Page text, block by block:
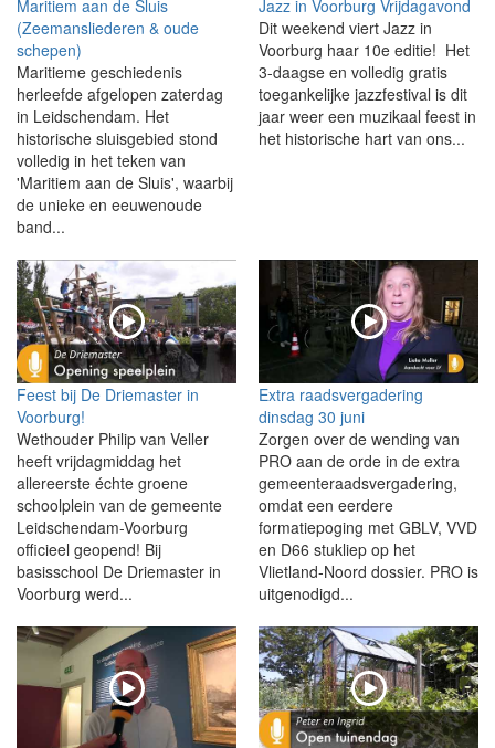
Maritiem aan de Sluis
(Zeemansliederen & oude
schepen)
Maritieme geschiedenis
herleefde afgelopen zaterdag
in Leidschendam. Het
historische sluisgebied stond
volledig in het teken van
'Maritiem aan de Sluis', waarbij
de unieke en eeuwenoude
band...
Jazz in Voorburg Vrijdagavond
Dit weekend viert Jazz in
Voorburg haar 10e editie! Het
3-daagse en volledig gratis
toegankelijke jazzfestival is dit
jaar weer een muzikaal feest in
het historische hart van ons...
Feest bij De Driemaster in
Voorburg!
Wethouder Philip van Veller
heeft vrijdagmiddag het
allereerste échte groene
schoolplein van de gemeente
Leidschendam-Voorburg
officieel geopend! Bij
basisschool De Driemaster in
Voorburg werd...
Extra raadsvergadering
dinsdag 30 juni
Zorgen over de wending van
PRO aan de orde in de extra
gemeenteraadsvergadering,
omdat een eerdere
formatiepoging met GBLV, VVD
en D66 stukliep op het
Vlietland-Noord dossier. PRO is
uitgenodigd...